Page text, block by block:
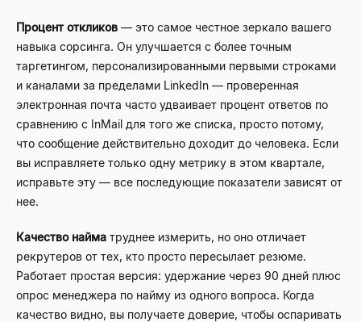
Процент откликов — это самое честное зеркало вашего
навыка сорсинга. Он улучшается с более точным
таргетингом, персонализированными первыми строками
и каналами за пределами LinkedIn — проверенная
электронная почта часто удваивает процент ответов по
сравнению с InMail для того же списка, просто потому,
что сообщение действительно доходит до человека. Если
вы исправляете только одну метрику в этом квартале,
исправьте эту — все последующие показатели зависят от
нее.
Качество найма труднее измерить, но оно отличает
рекрутеров от тех, кто просто пересылает резюме.
Работает простая версия: удержание через 90 дней плюс
опрос менеджера по найму из одного вопроса. Когда
качество видно, вы получаете доверие, чтобы оспаривать